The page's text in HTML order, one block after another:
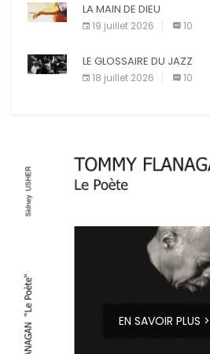
LA MAIN DE DIEU
19 juillet 2026 10
LE GLOSSAIRE DU JAZZ
18 juillet 2026 10
EN SAVOIR PLUS >